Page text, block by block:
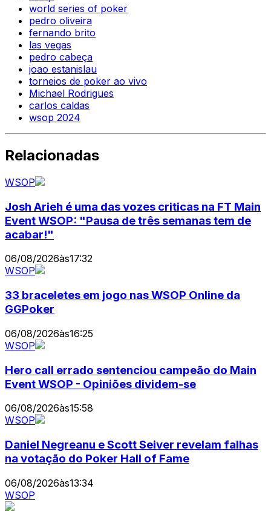
world series of poker
pedro oliveira
fernando brito
las vegas
pedro cabeça
joao estanislau
torneios de poker ao vivo
Michael Rodrigues
carlos caldas
wsop 2024
Relacionadas
WSOP
Josh Arieh é uma das vozes criticas na FT Main
Event WSOP: "Pausa de três semanas tem de
acabar!"
06/08/2026às17:32
WSOP
33 braceletes em jogo nas WSOP Online da
GGPoker
06/08/2026às16:25
WSOP
Hero call errado sentenciou campeão do Main
Event WSOP - Opiniões dividem-se
06/08/2026às15:58
WSOP
Daniel Negreanu e Scott Seiver revelam falhas
na votação do Poker Hall of Fame
06/08/2026às13:34
WSOP